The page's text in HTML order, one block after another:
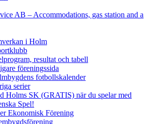
AB – Accommodations, gas station and a
i Holm
resultat och tabell
föreningssida
fotbollskalender
serier
Holms SK (GRATIS) när du spelar med
Spel!
Ekonomisk Förening